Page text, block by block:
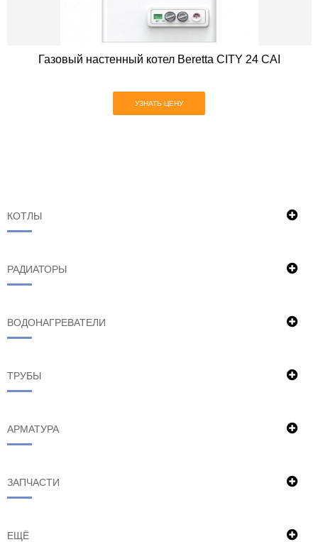
Газовый настенный котел Beretta CITY 24 CAI
УЗНАТЬ ЦЕНУ
КОТЛЫ
РАДИАТОРЫ
ВОДОНАГРЕВАТЕЛИ
ТРУБЫ
АРМАТУРА
ЗАПЧАСТИ
ЕЩЁ